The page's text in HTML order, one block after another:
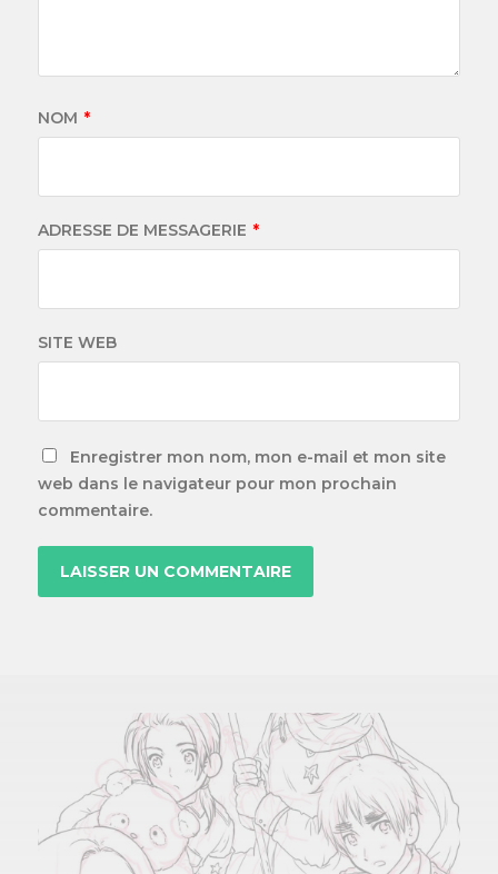
NOM *
ADRESSE DE MESSAGERIE *
SITE WEB
Enregistrer mon nom, mon e-mail et mon site
web dans le navigateur pour mon prochain
commentaire.